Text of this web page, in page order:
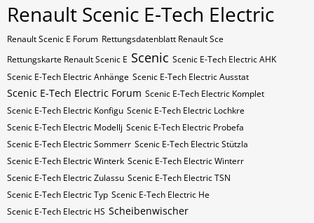
Renault Scenic E-Tech Electric
Renault Scenic E Forum Rettungsdatenblatt Renault Sce
Rettungskarte Renault Scenic E Scenic Scenic E-Tech Electric AHK
Scenic E-Tech Electric Anhänge Scenic E-Tech Electric Ausstat
Scenic E-Tech Electric Forum Scenic E-Tech Electric Komplet
Scenic E-Tech Electric Konfigu Scenic E-Tech Electric Lochkre
Scenic E-Tech Electric Modellj Scenic E-Tech Electric Probefa
Scenic E-Tech Electric Sommerr Scenic E-Tech Electric Stützla
Scenic E-Tech Electric Winterk Scenic E-Tech Electric Winterr
Scenic E-Tech Electric Zulassu Scenic E-Tech Electric​​​​ TSN
Scenic E-Tech Electric​​​​ Typ Scenic E-Tech Electric​​​​​ He
Scenic E-Tech Electric​​​​​ HS Scheibenwischer